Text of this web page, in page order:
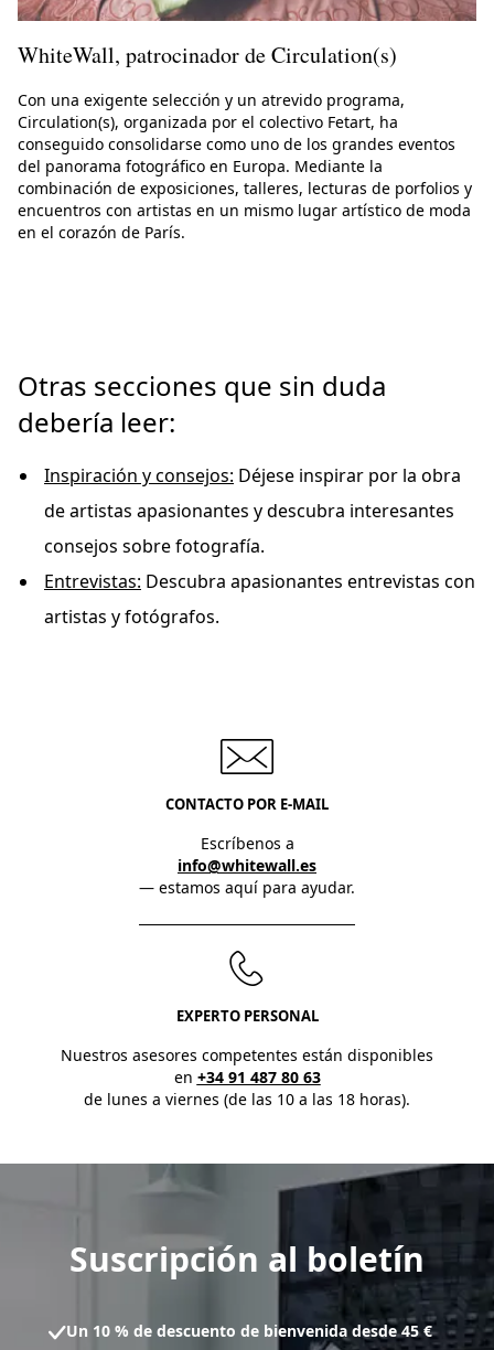
WhiteWall, patrocinador de Circulation(s)
Con una exigente selección y un atrevido programa,
Circulation(s), organizada por el colectivo Fetart, ha
conseguido consolidarse como uno de los grandes eventos
del panorama fotográfico en Europa. Mediante la
combinación de exposiciones, talleres, lecturas de porfolios y
encuentros con artistas en un mismo lugar artístico de moda
en el corazón de París.
Otras secciones que sin duda
debería leer:
Inspiración y consejos: Déjese inspirar por la obra
de artistas apasionantes y descubra interesantes
consejos sobre fotografía.
Entrevistas: Descubra apasionantes entrevistas con
artistas y fotógrafos.
CONTACTO POR E-MAIL
Escríbenos a
info@whitewall.es
— estamos aquí para ayudar.
EXPERTO PERSONAL
Nuestros asesores competentes están disponibles
en +34 91 487 80 63
de lunes a viernes (de las 10 a las 18 horas).
Suscripción al boletín
Un 10 % de descuento de bienvenida desde 45 €